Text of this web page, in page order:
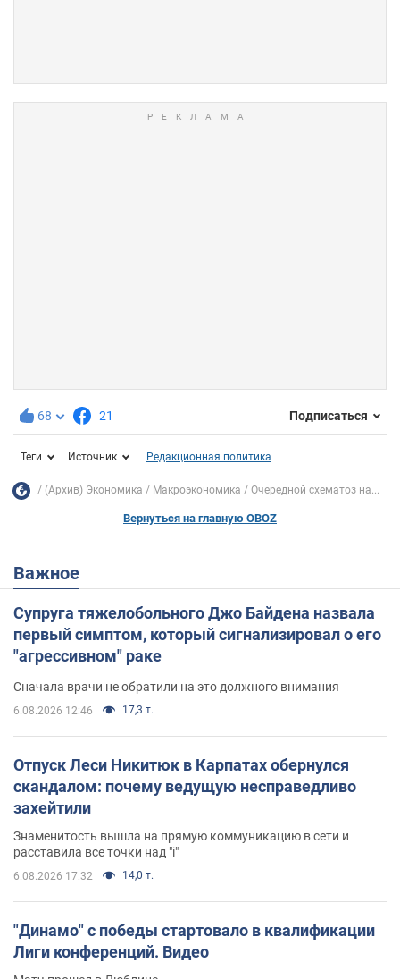
68 21 Подписаться
Теги Источник Редакционная политика
(Архив) Экономика Mакроэкономика Очередной схематоз на...
Вернуться на главную OBOZ
Важное
Супруга тяжелобольного Джо Байдена назвала
первый симптом, который сигнализировал о его
"агрессивном" раке
Сначала врачи не обратили на это должного внимания
6.08.2026 12:46 17,3 т.
Отпуск Леси Никитюк в Карпатах обернулся
скандалом: почему ведущую несправедливо
захейтили
Знаменитость вышла на прямую коммуникацию в сети и
расставила все точки над "i"
6.08.2026 17:32 14,0 т.
"Динамо" с победы стартовало в квалификации
Лиги конференций. Видео